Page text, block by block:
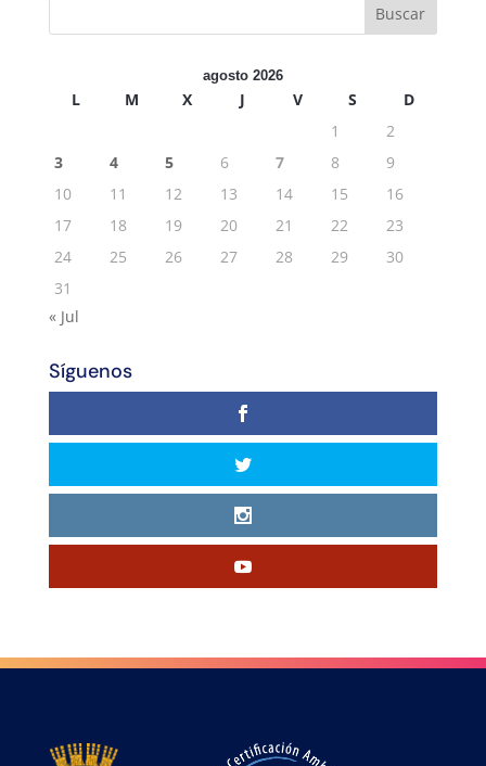
agosto 2026
L M X J V S
D
1
2
3
4 5 6 7 8
9
10
11 12 13 14 15
16
17
18 19 20 21 22
23
24
25 26 27 28 29
30
31
« Jul
Síguenos